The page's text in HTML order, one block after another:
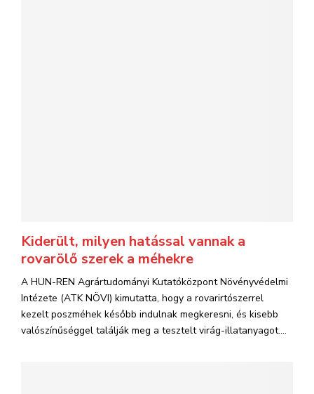
Kiderült, milyen hatással vannak a
rovarölő szerek a méhekre
A HUN-REN Agrártudományi Kutatóközpont Növényvédelmi
Intézete (ATK NÖVI) kimutatta, hogy a rovarirtószerrel
kezelt poszméhek később indulnak megkeresni, és kisebb
valószínűséggel találják meg a tesztelt virág-illatanyagot....